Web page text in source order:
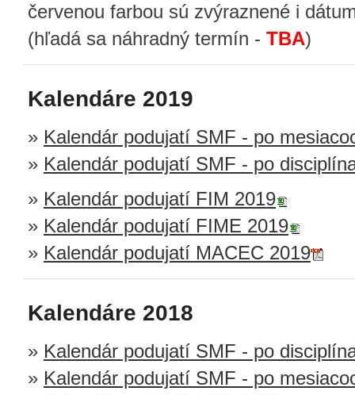
červenou farbou sú zvýraznené i
(hľadá sa náhradný termín - TBA)
Kalendáre 2019
» Kalendár podujatí SMF - po
» Kalendár podujatí SMF - po
» Kalendár podujatí FIM 2019
» Kalendár podujatí FIME 2019
» Kalendár podujatí MACEC 2019
Kalendáre 2018
» Kalendár podujatí SMF - po
» Kalendár podujatí SMF - po